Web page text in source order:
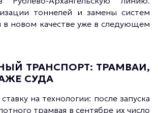
тоннелей и замены систем
новом качестве уже в следующем
ТРАНСПОРТ: ТРАМВАИ,
СУДА
на технологии: после запуска
трамвая в сентябре их число